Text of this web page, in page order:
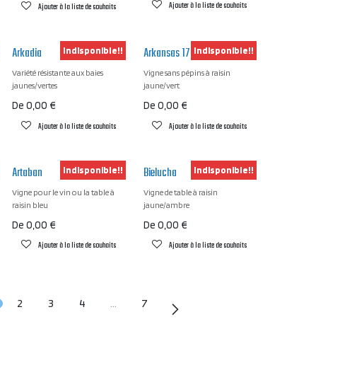
Ajouter à la liste de souhaits
Ajouter à la liste de souhaits
Arkadia
Variété résistante aux baies
jaunes/vertes
De 0,00 €
Ajouter à la liste de souhaits
Indisponible!! Arkansas 1704
Vigne sans pépins à raisin
jaune/vert
De 0,00 €
Ajouter à la liste de souhaits
Indisponible!!
Artaban
Vigne pour le vin ou la table à
raisin bleu
De 0,00 €
Ajouter à la liste de souhaits
Indisponible!! Bielucha
Vigne de table à raisin
jaune/ambre
De 0,00 €
Ajouter à la liste de souhaits
Indisponible!!
2 3 4 … 7